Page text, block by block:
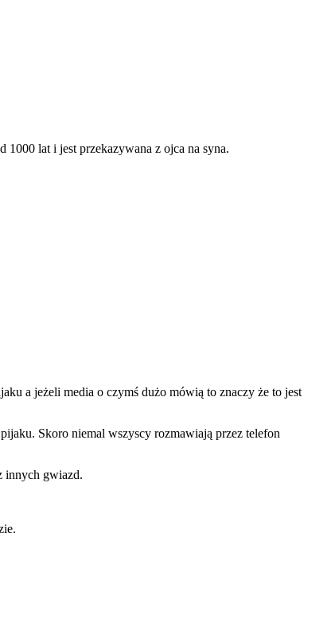
1000 lat i jest przekazywana z ojca na syna.
a jeżeli media o czymś dużo mówią to znaczy że to jest
Skoro niemal wszyscy rozmawiają przez telefon
innych gwiazd.